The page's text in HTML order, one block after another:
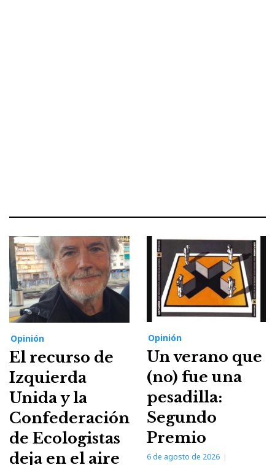
Opinión
El recurso de
Izquierda
Unida y la
Confederación
de Ecologistas
deja en el aire
Opinión
Un verano que
(no) fue una
pesadilla:
Segundo
Premio
6 de agosto de 2026